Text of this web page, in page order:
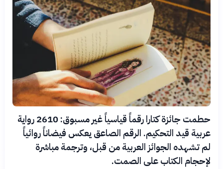
حطمت جائزة كتارا رقماً قياسياً غير مسبوق: 2610 رواية
عربية قيد التحكيم. الرقم الصاعق يعكس فيضاناً روائياً
لم تشهده الجوائز العربية من قبل، وترجمة مباشرة
لإحجام الكتاب على الصمت.